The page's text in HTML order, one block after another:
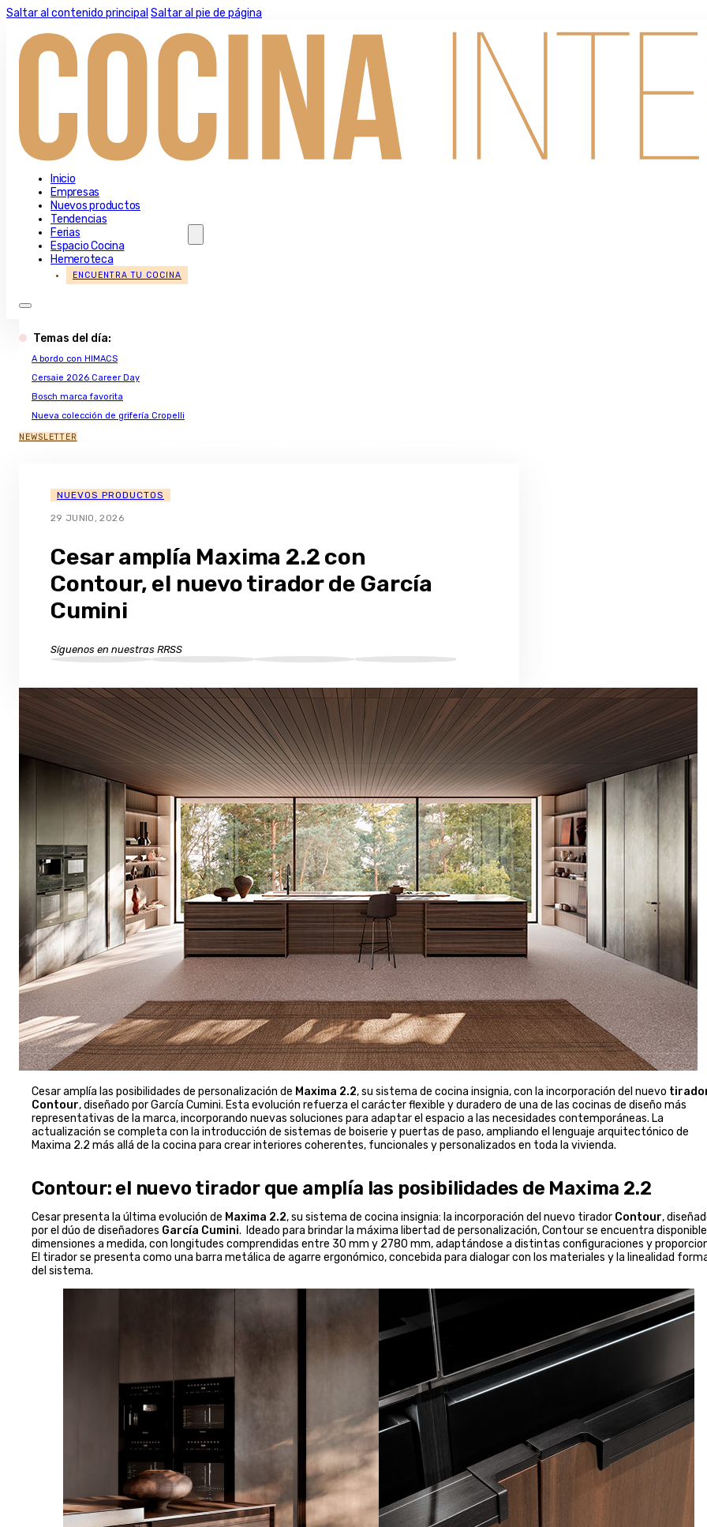
Saltar al contenido principal Saltar al pie de página
Inicio
Empresas
Nuevos productos
Tendencias
Ferias
Espacio Cocina
Hemeroteca
ENCUENTRA TU COCINA
Temas del día:
A bordo con HIMACS
Cersaie 2026 Career Day
Bosch marca favorita
Nueva colección de grifería Cropelli
NEWSLETTER
NUEVOS PRODUCTOS
29 JUNIO, 2026
Cesar amplía Maxima 2.2 con
Contour, el nuevo tirador de García
Cumini
Síguenos en nuestras RRSS
Cesar amplía las posibilidades de personalización de Maxima 2.2, su sistema de cocina insignia, con la incorporación del nuevo
Contour, diseñado por García Cumini. Esta evolución refuerza el carácter flexible y duradero de una de las cocinas de diseño más
representativas de la marca, incorporando nuevas soluciones para adaptar el espacio a las necesidades contemporáneas. La
actualización se completa con la introducción de sistemas de boiserie y puertas de paso, ampliando el lenguaje arquitectónico de
Maxima 2.2 más allá de la cocina para crear interiores coherentes, funcionales y personalizados en toda la vivienda.
Contour: el nuevo tirador que amplía las posibilidades de Maxima 2.2
Cesar presenta la última evolución de Maxima 2.2, su sistema de cocina insignia: la incorporación del nuevo tirador Contour,
por el dúo de diseñadores García Cumini. Ideado para brindar la máxima libertad de personalización, Contour se encuentra
dimensiones a medida, con longitudes comprendidas entre 30 mm y 2780 mm, adaptándose a distintas configuraciones y
El tirador se presenta como una barra metálica de agarre ergonómico, concebida para dialogar con los materiales y la linealidad
del sistema.